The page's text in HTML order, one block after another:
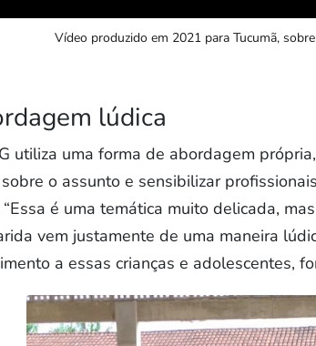
Vídeo produzido em 2021 para Tucumã,
lúdica
utiliza uma forma de abordagem
o assunto e sensibilizar
é uma temática muito delicada,
vem justamente de uma maneira
a essas crianças e adolescentes,